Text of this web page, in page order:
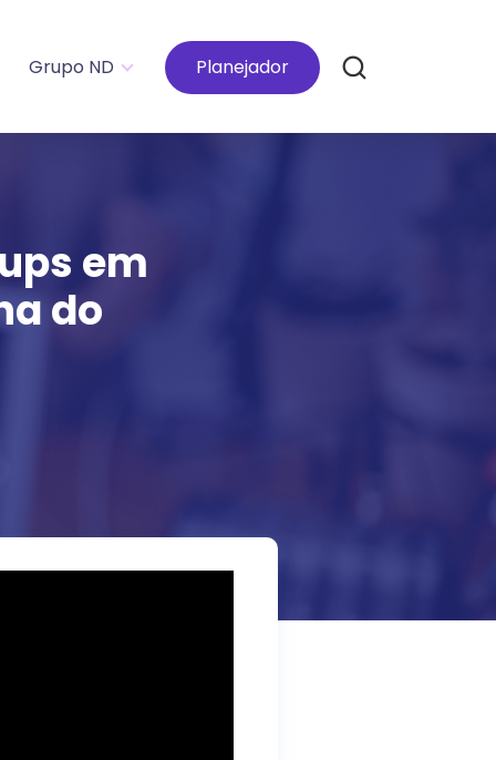
Grupo ND Planejador
em
do